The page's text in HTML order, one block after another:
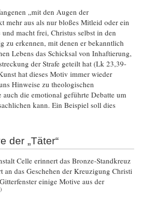
„mit den Augen der
mehr aus als nur bloßes Mitleid oder ein
und macht frei, Christus selbst in den
zu erkennen, mit denen er bekanntlich
Lebens das Schicksal von Inhaftierung,
der Strafe geteilt hat (Lk 23,39-
hat dieses Motiv immer wieder
Hinweise zu theologischen
auch die emotional geführte Debatte um
kann. Ein Beispiel soll dies
der „Täter“
Celle erinnert das Bronze-Standkreuz
an das Geschehen der Kreuzigung Christi
einige Motive aus der